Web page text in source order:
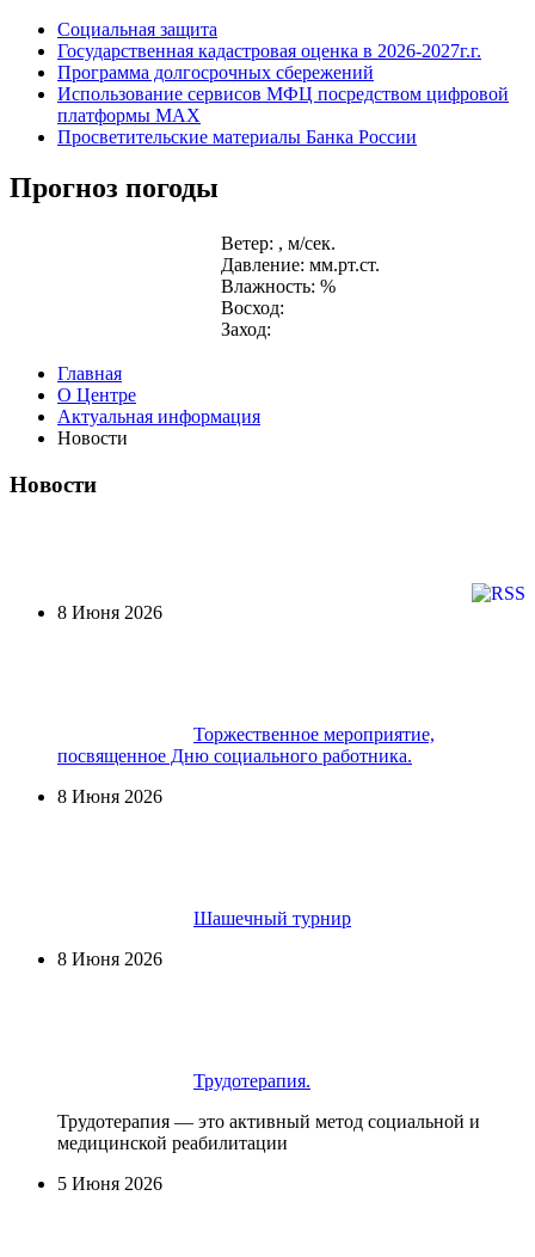
Социальная защита
Государственная кадастровая оценка в 2026-2027г.г.
Программа долгосрочных сбережений
Использование сервисов МФЦ посредством цифровой
платформы MAX
Просветительские материалы Банка России
Прогноз погоды
Ветер: , м/сек.
Давление: мм.рт.ст.
Влажность: %
Восход:
Заход:
Главная
О Центре
Актуальная информация
Новости
Новости
8 Июня 2026
Торжественное мероприятие,
посвященное Дню социального работника.
8 Июня 2026
Шашечный турнир
8 Июня 2026
Трудотерапия.
Трудотерапия — это активный метод социальной и
медицинской реабилитации
5 Июня 2026